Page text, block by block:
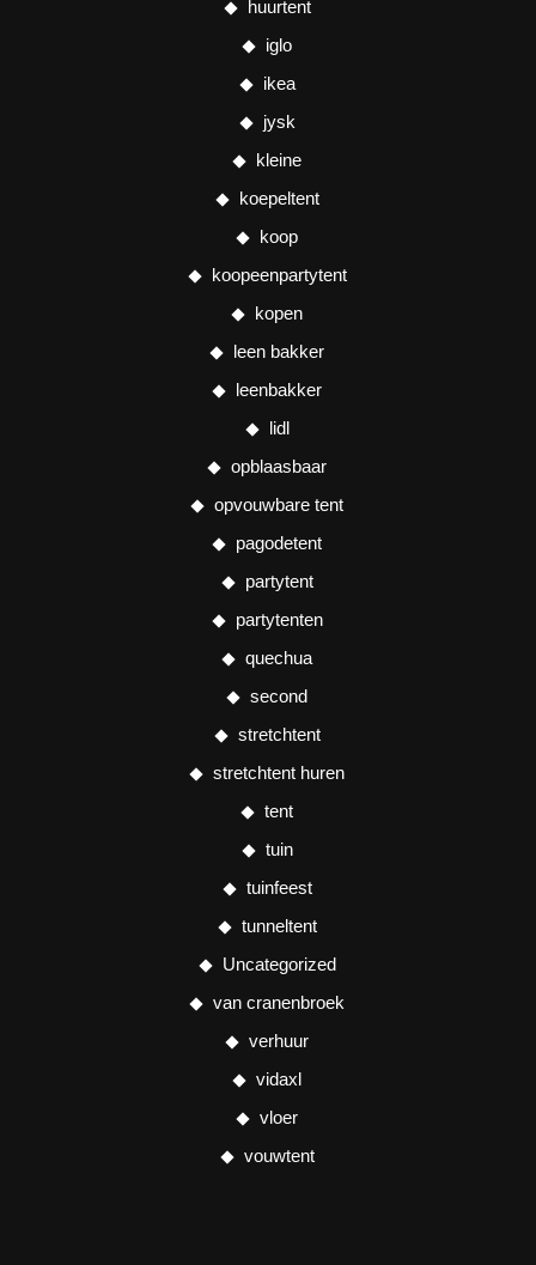
huurtent
iglo
ikea
jysk
kleine
koepeltent
koop
koopeenpartytent
kopen
leen bakker
leenbakker
lidl
opblaasbaar
opvouwbare tent
pagodetent
partytent
partytenten
quechua
second
stretchtent
stretchtent huren
tent
tuin
tuinfeest
tunneltent
Uncategorized
van cranenbroek
verhuur
vidaxl
vloer
vouwtent